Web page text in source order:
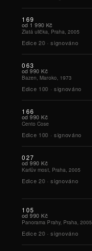
169
od 1 990 Kč
Zlatá ulička, Praha, 2005
Edice 20 ·signováno
063
od 990 Kč
Bazen, Maroko, 1973
Edice 100 · signováno
166
od 990 Kč
Cento Cose
Edice 100 · signováno
027
od 990 Kč
Karlův most, Praha, 2005
Edice 20 ·signováno
105
od 990 Kč
Panorama Prahy, Praha, 2005
Edice 20 ·signováno